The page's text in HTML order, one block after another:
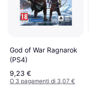
God of War Ragnarok
(PS4)
9,23 €
O 3 pagamenti di 3,07 €